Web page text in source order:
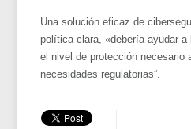
Una solución eficaz de
política clara, «debería ayudar
el nivel de protección necesario
necesidades regulatorias”.